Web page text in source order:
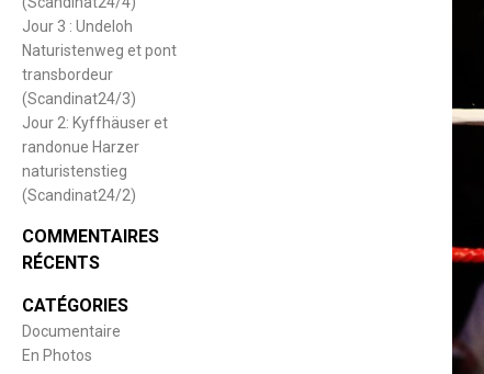
Jour 3 : Undeloh
Naturistenweg et pont
transbordeur
(Scandinat24/3)
Jour 2: Kyffhäuser et
randonue Harzer
naturistenstieg
(Scandinat24/2)
COMMENTAIRES
RÉCENTS
CATÉGORIES
Documentaire
En Photos